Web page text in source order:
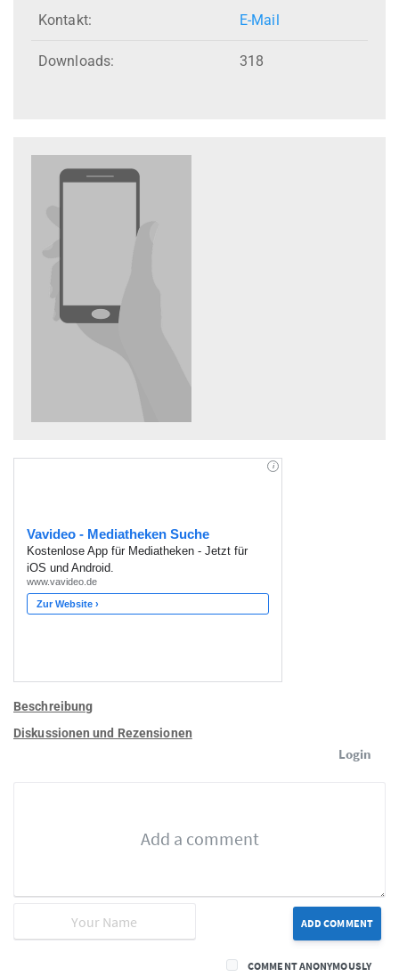
Kontakt: E-Mail
Downloads: 318
Beschreibung
Diskussionen und Rezensionen
Login
ADD COMMENT
COMMENT ANONYMOUSLY